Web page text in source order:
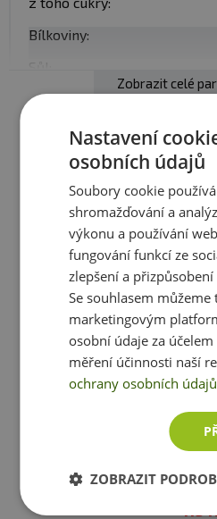
Bílkoviny:
: Vločky pohankové*.
lepku. *produkt
zemědělství
Zobrazit celé
Ještě jste si
Doporučujeme vám
Nastavení
osobních údajů
Soubory cookie
shromažďování a
výkonu a používání
fungování funkcí ze
zlepšení a
Se souhlasem můžeme
marketingovým
osobní údaje za
měření účinnosti naší
ochrany osobních údajů
ZOBRAZIT